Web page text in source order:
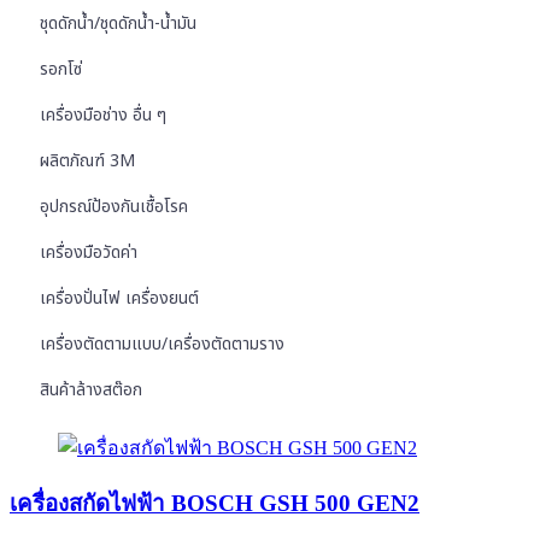
ชุดดักน้ำ/ชุดดักน้ำ-น้ำมัน
รอกโซ่
เครื่องมือช่าง อื่น ๆ
ผลิตภัณฑ์ 3M
อุปกรณ์ป้องกันเชื้อโรค
เครื่องมือวัดค่า
เครื่องปั่นไฟ เครื่องยนต์
เครื่องตัดตามแบบ/เครื่องตัดตามราง
สินค้าล้างสต๊อก
เครื่องสกัดไฟฟ้า BOSCH GSH 500 GEN2